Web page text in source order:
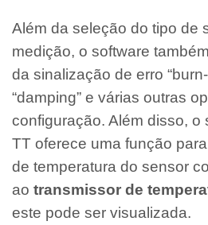
Além da seleção do tipo de
medição, o software
da sinalização de erro
“damping” e várias outras
configuração. Além disso, o
TT oferece uma função
de temperatura do sensor
ao transmissor de
este pode ser visualizada.